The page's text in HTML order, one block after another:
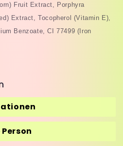
Fruit Extract, Porphyra
Extract, Tocopherol (Vitamin E),
Benzoate, CI 77499 (Iron